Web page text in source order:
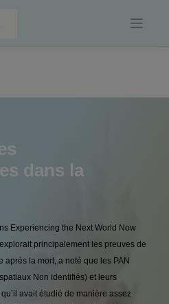
dans la
Experiencing the Next World Now
principalement les preuves de
après la mort, a noté que les PAN
Non identifiés) et leurs
avait étudié de manière assez